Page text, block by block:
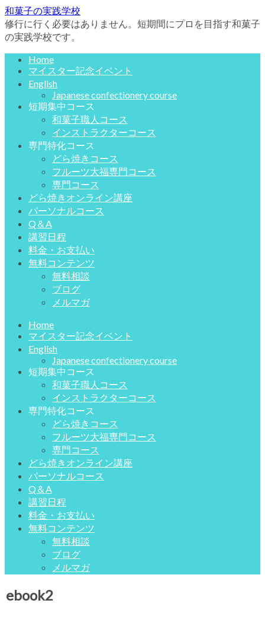
和菓子の実践学校
修行に行く必要はありません。短期間にプロを目指す和菓子
の実践学校です。
Home
マイスター記念イベント
English
Japanese confectionery course
短期集中コース
和菓子職人コース
インストラクターコース
専門特化コース
どら焼きコース
フルーツ大福専門コース
専門コース
どら焼きオンライン講座
パーソナルコース
Q＆A
講習日程
料金・お支払い
無料コンテンツ
無料相談
ブログ
メルマガ
Home
マイスター記念イベント
English
Japanese confectionery course
短期集中コース
和菓子職人コース
インストラクターコース
専門特化コース
どら焼きコース
フルーツ大福専門コース
専門コース
どら焼きオンライン講座
パーソナルコース
Q＆A
講習日程
料金・お支払い
無料コンテンツ
無料相談
ブログ
メルマガ
ebook2